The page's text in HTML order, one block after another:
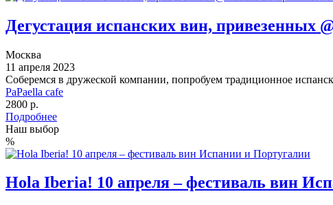
Дегустация испанских вин, привезенных
Москва
11 апреля 2023
Соберемся в дружеской компании, попробуем традиционное
PaPaella cafe
2800 р.
Подробнее
Наш выбор
%
Hola Iberia! 10 апреля – фестиваль вин